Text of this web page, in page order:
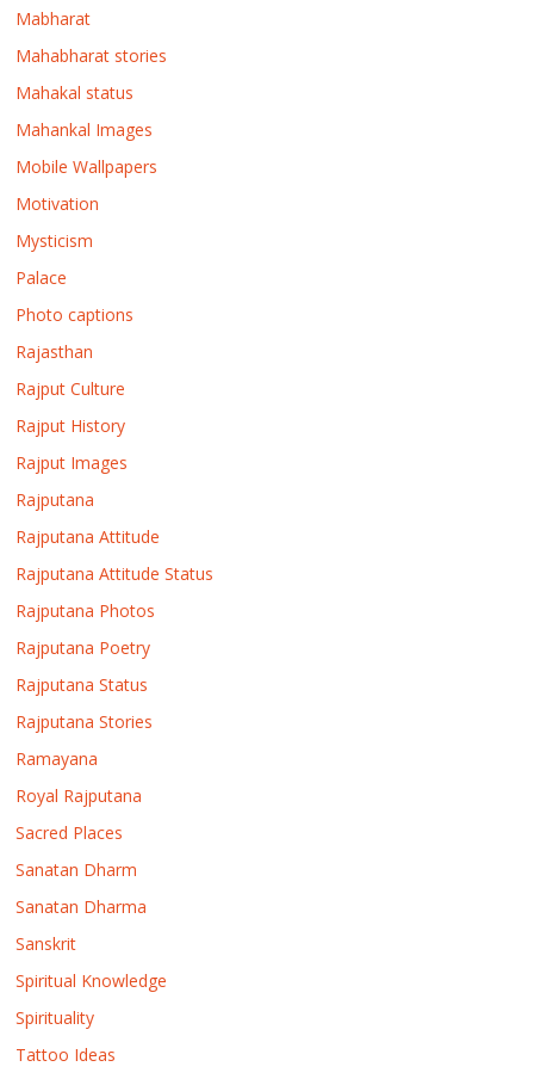
Mabharat
Mahabharat stories
Mahakal status
Mahankal Images
Mobile Wallpapers
Motivation
Mysticism
Palace
Photo captions
Rajasthan
Rajput Culture
Rajput History
Rajput Images
Rajputana
Rajputana Attitude
Rajputana Attitude Status
Rajputana Photos
Rajputana Poetry
Rajputana Status
Rajputana Stories
Ramayana
Royal Rajputana
Sacred Places
Sanatan Dharm
Sanatan Dharma
Sanskrit
Spiritual Knowledge
Spirituality
Tattoo Ideas